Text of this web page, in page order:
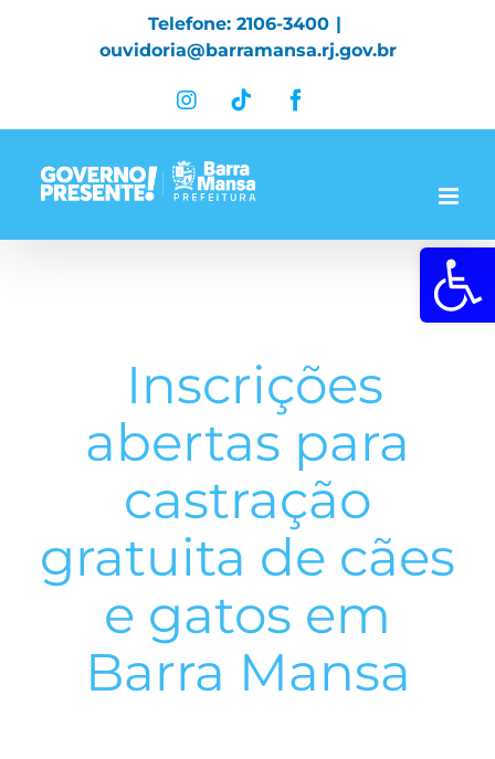
Abrir a
Telefone: 2106-3400 |
ouvidoria@barramansa.rj.gov.br
InstagramTiktok
Inscrições
abertas para
castração
gratuita de cães
e gatos em
Barra Mansa